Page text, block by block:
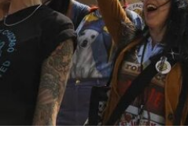
列展品的方式，展览将按主
文化”、“土地”、“语言”和
稿，这种设计旨在邀请观
术互动。
阿布扎比古根海姆博物馆